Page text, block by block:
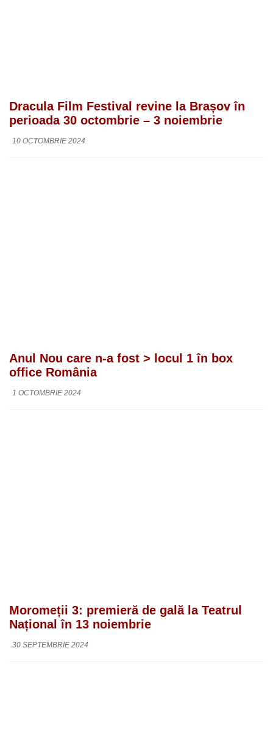
Dracula Film Festival revine la Brașov în
perioada 30 octombrie – 3 noiembrie
10 OCTOMBRIE 2024
Anul Nou care n-a fost > locul 1 în box
office România
1 OCTOMBRIE 2024
Moromeții 3: premieră de gală la Teatrul
Național în 13 noiembrie
30 SEPTEMBRIE 2024